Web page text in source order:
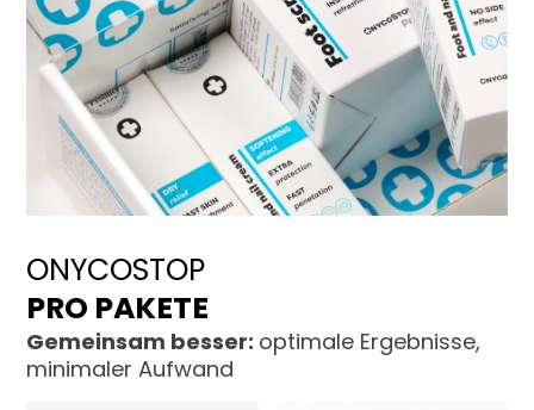
ONYCOSTOP
PRO PAKETE
Gemeinsam besser: optimale Ergebnisse,
minimaler Aufwand